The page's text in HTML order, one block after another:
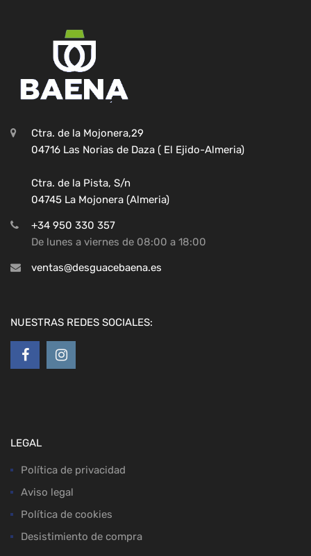
Ctra. de la Mojonera,29
04716 Las Norias de Daza ( El Ejido-Almeria)
Ctra. de la Pista, S/n
04745 La Mojonera (Almeria)
+34 950 330 357
De lunes a viernes de 08:00 a 18:00
ventas@desguacebaena.es
NUESTRAS REDES SOCIALES:
LEGAL
Política de privacidad
Aviso legal
Política de cookies
Desistimiento de compra